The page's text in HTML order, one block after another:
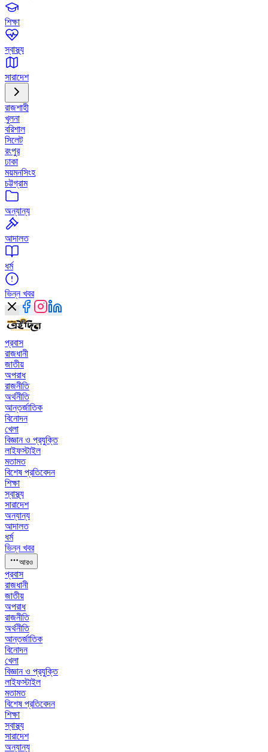
শিক্ষা
স্বাস্থ্য
সারাদেশ
রাজশাহী
খুলনা
বরিশাল
সিলেট
রংপুর
ঢাকা
ময়মনসিংহ
চট্টগ্রাম
অন্যান্য
আদালত
ধর্ম
ভিন্ন খবর
প্রবাস
রাজধানী
জাতীয়
অপরাধ
রাজনীতি
অর্থনীতি
আন্তর্জাতিক
বিনোদন
খেলা
বিজ্ঞান ও প্রযুক্তি
লাইফস্টাইল
মতামত
বিশেষ প্রতিবেদন
শিক্ষা
স্বাস্থ্য
সারাদেশ
অন্যান্য
আদালত
ধর্ম
ভিন্ন খবর
আরও
প্রবাস
রাজধানী
জাতীয়
অপরাধ
রাজনীতি
অর্থনীতি
আন্তর্জাতিক
বিনোদন
খেলা
বিজ্ঞান ও প্রযুক্তি
লাইফস্টাইল
মতামত
বিশেষ প্রতিবেদন
শিক্ষা
স্বাস্থ্য
সারাদেশ
অন্যান্য